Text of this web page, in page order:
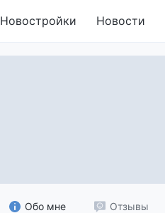
Новостройки Новости
Обо мне Отзывы